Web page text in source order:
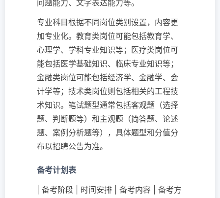
问题能力、文字表达能力等。
专业科目根据不同岗位类别设置，内容更
加专业化。教育类岗位可能包括教育学、
心理学、学科专业知识等；医疗类岗位可
能包括医学基础知识、临床专业知识等；
金融类岗位可能包括经济学、金融学、会
计学等；技术类岗位则包括相关的工程技
术知识。笔试题型通常包括客观题（选择
题、判断题等）和主观题（简答题、论述
题、案例分析题等），具体题型和分值分
布以招聘公告为准。
备考计划表
| 备考阶段 | 时间安排 | 备考内容 | 备考方